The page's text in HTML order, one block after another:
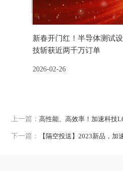
新春开门红！半导体测试
技斩获近两千万订单
2026-02-26
上一篇：高性能、高效率！加速科技LCD
下一篇： 【隔空投送】2023新品，加